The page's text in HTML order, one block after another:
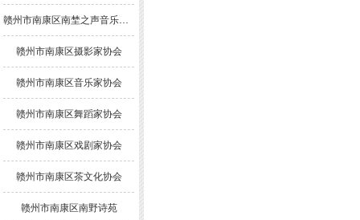
赣州市南康区南埜之声音乐舞蹈协会
赣州市南康区摄影家协会
赣州市南康区音乐家协会
赣州市南康区舞蹈家协会
赣州市南康区戏剧家协会
赣州市南康区茶文化协会
赣州市南康区南野诗苑